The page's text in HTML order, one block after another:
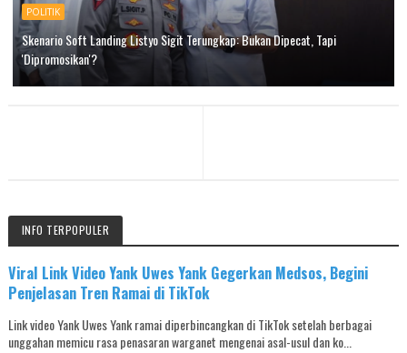
POLITIK
Skenario Soft Landing Listyo Sigit Terungkap: Bukan Dipecat, Tapi
'Dipromosikan'?
INFO TERPOPULER
Viral Link Video Yank Uwes Yank Gegerkan Medsos, Begini
Penjelasan Tren Ramai di TikTok
Link video Yank Uwes Yank ramai diperbincangkan di TikTok setelah berbagai
unggahan memicu rasa penasaran warganet mengenai asal-usul dan ko...